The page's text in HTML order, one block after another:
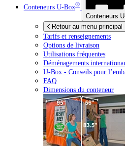
Conteneurs U-Box®
Conteneurs
Retour au menu principal
Tarifs et renseignements
Options de livraison
Utilisations fréquentes
Déménagements
U-Box - Conseils pour
FAQ
Dimensions du conteneur